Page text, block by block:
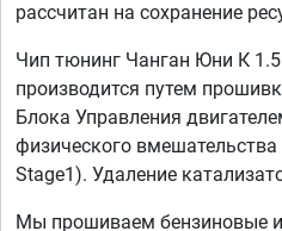
рассчитан на сохранение
Чип тюнинг Чанган Юни К
производится путем
Блока Управления
физического
Stage1). Удаление
Мы прошиваем бензиновые